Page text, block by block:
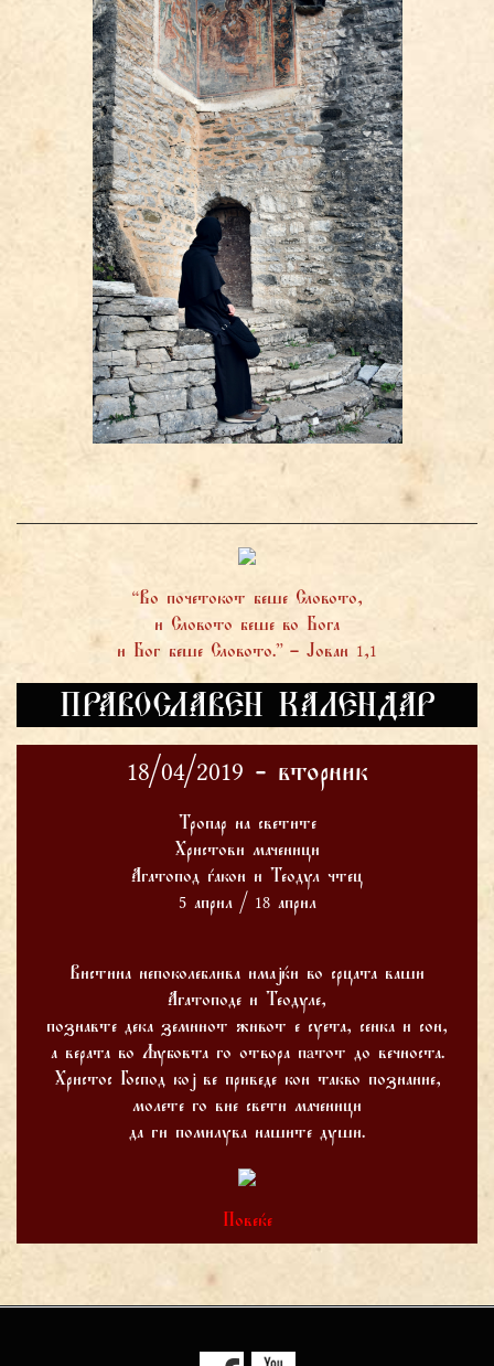
“Во почетокот беше Словото,
и Словото беше во Бога
и Бог беше Словото.” – Јован 1,1
ПРАВОСЛАВЕН КАЛЕНДАР
18/04/2019 - вторник
Тропар на светите
Христови маченици
Агатопод ѓакон и Теодул чтец
5 април / 18 април
Вистина непоколеблива имајќи во срцата ваши
Агатоподе и Теодуле,
познавте дека земниот живот е суета, сенка и сон,
а верата во Љубовта го отвора пaтот до вечноста.
Христос Господ кој ве приведе кон такво познание,
молете го вие свети маченици
да ги помилува нашите души.
Повеќе